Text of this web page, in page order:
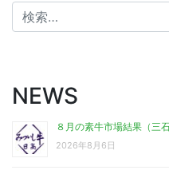
検
索:
NEWS
８月の素牛市場結果（三
2026年8月6日